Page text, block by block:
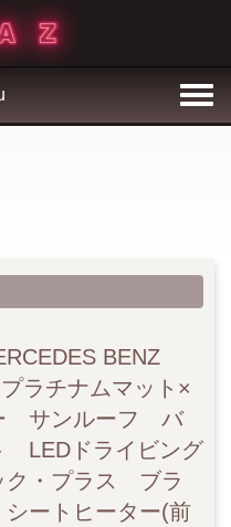
BENZ
ラチナムマット×
サンルーフ バ
LEDドライビング
ク・プラス ブラ
ートヒーター(前